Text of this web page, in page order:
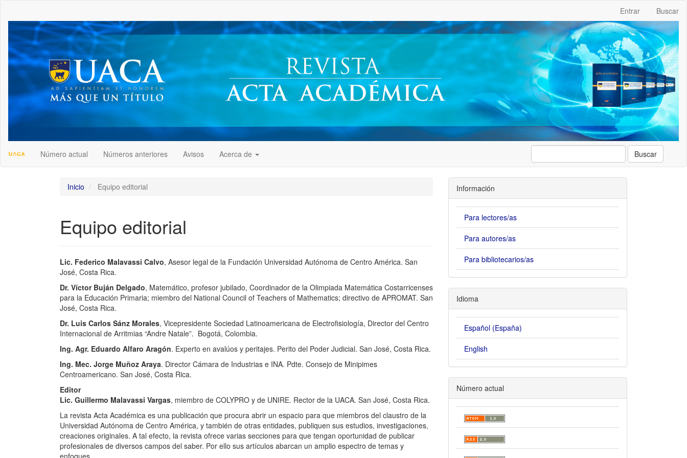
##plugins.themes.bootstrap3.accessible_menu.main_content##
##plugins.themes.bootstrap3.accessible_menu.sidebar##
Entrar Buscar
Número actual Números anteriores Avisos Acerca de Buscar
Inicio Equipo editorial
Equipo editorial
Lic. Federico Malavassi Calvo, Asesor legal de la Fundación Universidad Autónoma de Centro América. San
José, Costa Rica.
Dr. Víctor Buján Delgado, Matemático, profesor jubilado, Coordinador de la Olimpiada Matemática Costarricenses
para la Educación Primaria; miembro del National Council of Teachers of Mathematics; directivo de APROMAT. San
José, Costa Rica.
Dr. Luis Carlos Sánz Morales, Vicepresidente Sociedad Latinoamericana de Electrofisiología, Director del Centro
Internacional de Arritmias “Andre Natale”. Bogotá, Colombia.
Ing. Agr. Eduardo Alfaro Aragón. Experto en avalúos y peritajes. Perito del Poder Judicial. San José, Costa Rica.
Ing. Mec. Jorge Muñoz Araya. Director Cámara de Industrias e INA. Pdte. Consejo de Minipimes
Centroamericano. San José, Costa Rica.
Editor
Lic. Guillermo Malavassi Vargas, miembro de COLYPRO y de UNIRE. Rector de la UACA. San José, Costa Rica.
La revista Acta Académica es una publicación que procura abrir un espacio para que miembros del claustro de la
Universidad Autónoma de Centro América, y también de otras entidades, publiquen sus estudios, investigaciones,
creaciones originales. A tal efecto, la revista ofrece varias secciones para que tengan oportunidad de publicar
profesionales de diversos campos del saber. Por ello sus artículos abarcan un amplio espectro de temas y
enfoques.
Información
Para lectores/as
Para autores/as
Para bibliotecarios/as
Idioma
Español (España)
English
Número actual